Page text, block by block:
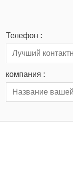
Телефон :
компания :